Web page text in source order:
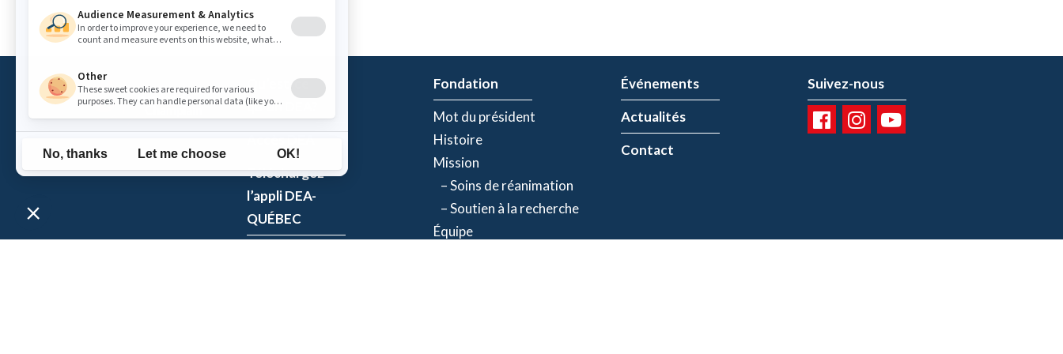
Qu’est-ce
qu’un DEA?
Téléchargez
l’appli DEA-
QUÉBEC
Fondation
Mot du président
Histoire
Mission
– Soins de réanimation
– Soutien à la recherche
Équipe
Événements
Actualités
Contact
Suivez-nous